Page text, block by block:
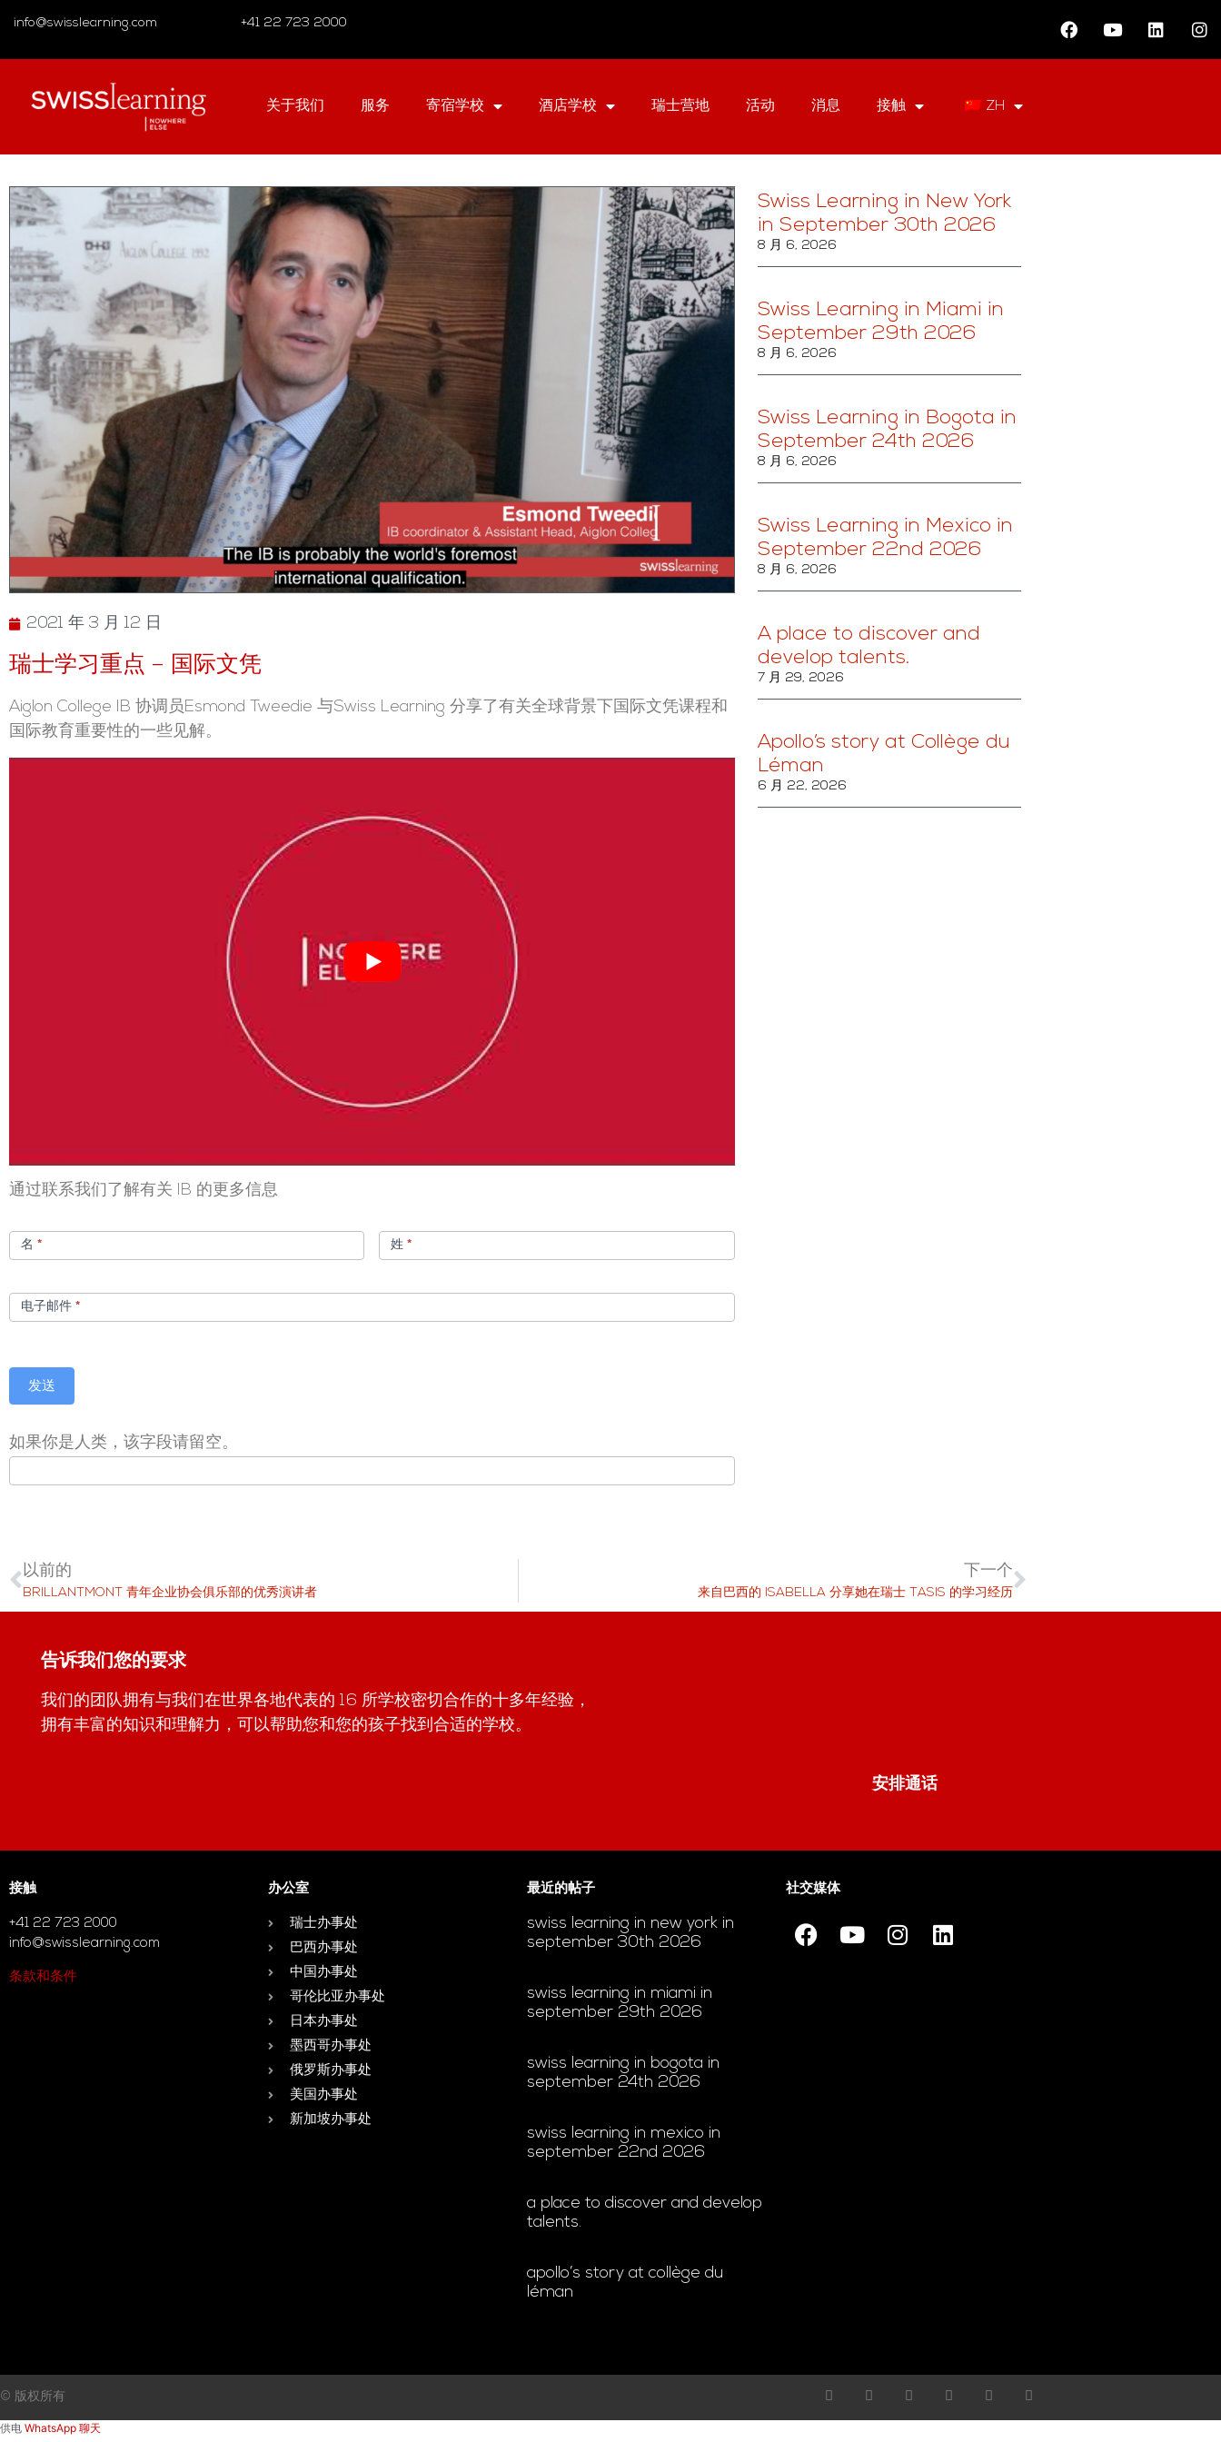
info@swisslearning.com +41 22 723 2000
关于我们 服务 寄宿学校 酒店学校 瑞士营地 活动 消息 接触 ZH
2021 年 3 月 12 日
瑞士学习重点 – 国际文凭
Aiglon College IB 协调员Esmond Tweedie 与Swiss Learning 分享了有关全球背景下国际文凭课程和
国际教育重要性的一些见解。
通过联系我们了解有关 IB 的更多信息
小
册名 * 姓*
电子邮件 *
发送
如果你是人类，该字段请留空。
Swiss Learning in New York
in September 30th 2026
8 月 6, 2026
Swiss Learning in Miami in
September 29th 2026
8 月 6, 2026
Swiss Learning in Bogota in
September 24th 2026
8 月 6, 2026
Swiss Learning in Mexico in
September 22nd 2026
8 月 6, 2026
A place to discover and
develop talents.
7 月 29, 2026
Apollo’s story at Collège du
Léman
6 月 22, 2026
以前的
BRILLANTMONT 青年企业协会俱乐部的优秀演讲者
下一个
来自巴西的 ISABELLA 分享她在瑞士 TASIS 的学习经历
告诉我们您的要求
我们的团队拥有与我们在世界各地代表的 16 所学校密切合作的十多年经验，
拥有丰富的知识和理解力，可以帮助您和您的孩子找到合适的学校。
安排通话
接触
+41 22 723 2000
info@swisslearning.com
条款和条件
办公室
瑞士办事处
巴西办事处
中国办事处
哥伦比亚办事处
日本办事处
墨西哥办事处
俄罗斯办事处
美国办事处
新加坡办事处
最近的帖子
swiss learning in new york in
september 30th 2026
swiss learning in miami in
september 29th 2026
swiss learning in bogota in
september 24th 2026
swiss learning in mexico in
september 22nd 2026
a place to discover and develop
talents.
apollo’s story at collège du
léman
社交媒体
© 版权所有
供电 WhatsApp 聊天